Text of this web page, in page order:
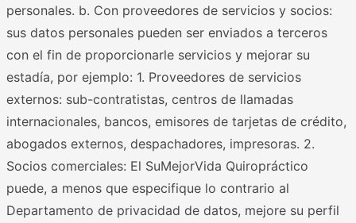
personales. b. Con proveedores de servicios y socios:
sus datos personales pueden ser enviados a terceros
con el fin de proporcionarle servicios y mejorar su
estadía, por ejemplo: 1. Proveedores de servicios
externos: sub-contratistas, centros de llamadas
internacionales, bancos, emisores de tarjetas de crédito,
abogados externos, despachadores, impresoras. 2.
Socios comerciales: El SuMejorVida Quiropráctico
puede, a menos que especifique lo contrario al
Departamento de privacidad de datos, mejore su perfil